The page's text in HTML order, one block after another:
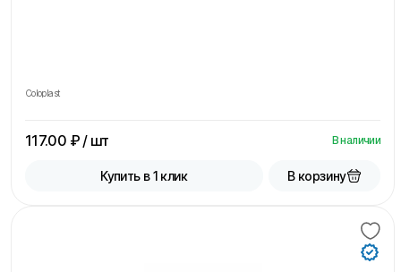
Coloplast
117.00 ₽ / шт В наличии
Купить в 1 клик В корзину